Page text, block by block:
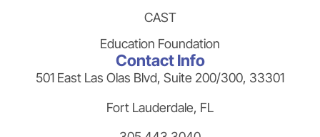
CAST
Education Foundation
Contact Info
501 East Las Olas Blvd, Suite 200/300, 33301
Fort Lauderdale, FL